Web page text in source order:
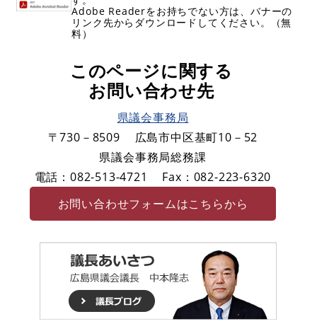
Adobe Readerをお持ちでない方は、バナーの
リンク先からダウンロードしてください。（無
料）
このページに関する
お問い合わせ先
県議会事務局
〒730－8509
広島市中区基町10－52
県議会事務局総務課
電話：082-513-4721
Fax：082-223-6320
お問い合わせフォームはこちらから